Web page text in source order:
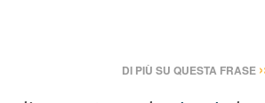
DI PIÙ SU QUESTA FRASE